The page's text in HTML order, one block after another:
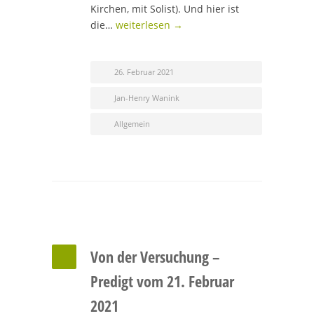
Kirchen, mit Solist). Und hier ist
die… weiterlesen →
26. Februar 2021
Jan-Henry Wanink
Allgemein
Von der Versuchung –
Predigt vom 21. Februar
2021